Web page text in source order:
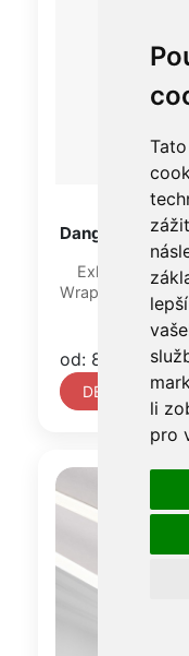
li
pro
Dangerous
od: 878 Kč
DETAIL